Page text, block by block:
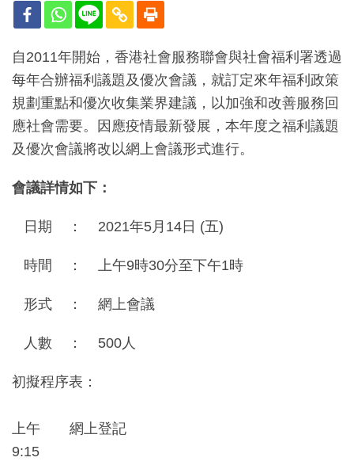
自2011年開始，香港社會服務聯會與社會福利署透過
每年合辦福利議題及優次會議，就訂定來年福利政策
規劃重點和優次收集業界建議，以加強和改善服務回
應社會需要。因應疫情最新發展，本年度之福利議題
及優次會議將改以網上會議形式進行。
會議詳情如下：
日期 ： 2021年5月14日 (五)
時間 ： 上午9時30分至下午1時
形式 ： 網上會議
人數 ： 500人
初擬程序表：
上午
9:15
網上登記